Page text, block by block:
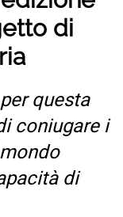
di
questa
coniugare i
di